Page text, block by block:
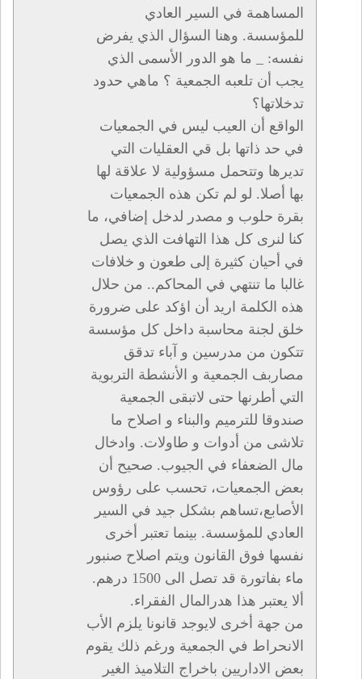
المساهمة في السير العادي
للمؤسسة. وهنا السؤال الذي يفرض
نفسه: _ ما هو الدور الأسمى الذي
يجب أن تلعبه الجمعية ؟ ماهي حدود
تدخلاتها؟
الواقع أن العيب ليس في الجمعيات
في حد ذاتها بل قي العقليات التي
تديرها وتتحمل مسؤولية لا علاقة لها
بها أصلا. لو لم تكن هذه الجمعيات
بقرة حلوب و مصدر لدخل إضافي، ما
كنا لنرى كل هذا التهافت الذي يصل
في أحيان كثيرة إلى طعون و خلافات
غالبا ما تنتهي في المحاكم.. من حلال
هذه الكلمة اريد أن اؤكد على ضرورة
خلق لجنة محاسبة داخل كل مؤسسة
تتكون من مدرسين و آباء تدقق
مصاربف الجمعية و الأنشطة التربوية
التي أطرنها حتى لاتبقى الجمعية
صندوقا للترميم والبناء و اصلاح ما
تلاشى من أدوات و طاولات. وادخال
مال الضعفاء في الجيوب. صحيح أن
بعض الجمعيات، تحسب على رؤوس
الأصابع،تساهم بشكل جيد في السير
العادي للمؤسسة. بينما تعتبر أخرى
نفسها فوق القانون ويتم اصلاح صنبور
ماء بفاتورة قد تصل الى 1500 درهم.
ألا يعتبر هذا هدرالمال الفقراء.
من جهة أخرى لايوجد قانونا يلزم الأب
الانحراط في الجمعية ورغم ذلك يقوم
بعض الاداريين باخراج التلاميذ الغير